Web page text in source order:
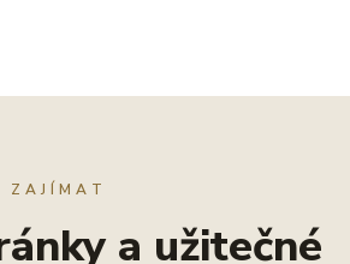
ZAJÍMAT
a užitečné